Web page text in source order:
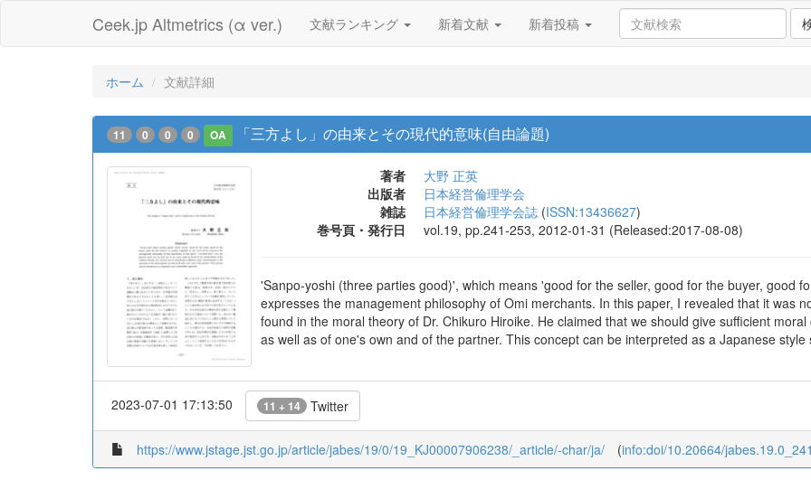
Ceek.jp Altmetrics (α ver.) 文献ランキング 新着文献 新着投稿
ホーム 文献詳細
11 0 0 0 OA 「三方よし」の由来とその現代的意味(自由論題)
著者
大野 正英
出版者
日本経営倫理学会
雑誌
日本経営倫理学会誌 (ISSN:13436627)
巻号頁・発行日
vol.19, pp.241-253, 2012-01-31 (Released:2017-08-08)
'Sanpo-yoshi (three parties good)', which means 'good for the seller, good for the buyer, good
expresses the management philosophy of Omi merchants. In this paper, I revealed that it was
found in the moral theory of Dr. Chikuro Hiroike. He claimed that we should give sufficient
as well as of one's own and of the partner. This concept can be interpreted as a Japanese
2023-07-01 17:13:50 11 + 14 Twitter
https://www.jstage.jst.go.jp/article/jabes/19/0/19_KJ00007906238/_article/-char/ja/ (info:doi/10.20664/jabes.19.0_241